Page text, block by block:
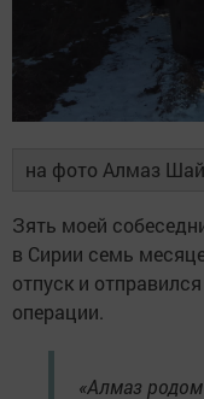
на фото Алмаз
Зять моей
в Сирии семь
отпуск и
операции.
«Алмаз